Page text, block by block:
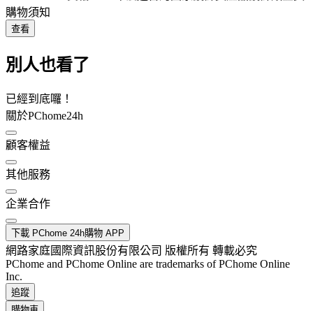
購物須知
查看
別人也看了
已經到底囉！
關於PChome24h
顧客權益
其他服務
企業合作
下載 PChome 24h購物 APP
網路家庭國際資訊股份有限公司 版權所有 轉載必究
PChome and PChome Online are trademarks of PChome Online
Inc.
追蹤